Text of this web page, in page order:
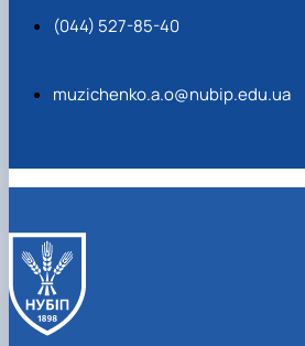
(044) 527-85-40
muzichenko.a.o@nubip.edu.ua